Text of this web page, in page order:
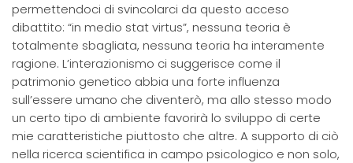
permettendoci di svincolarci da questo acceso
dibattito: “in medio stat virtus”, nessuna teoria è
totalmente sbagliata, nessuna teoria ha interamente
ragione. L’interazionismo ci suggerisce come il
patrimonio genetico abbia una forte influenza
sull’essere umano che diventerò, ma allo stesso modo
un certo tipo di ambiente favorirà lo sviluppo di certe
mie caratteristiche piuttosto che altre. A supporto di ciò
nella ricerca scientifica in campo psicologico e non solo,